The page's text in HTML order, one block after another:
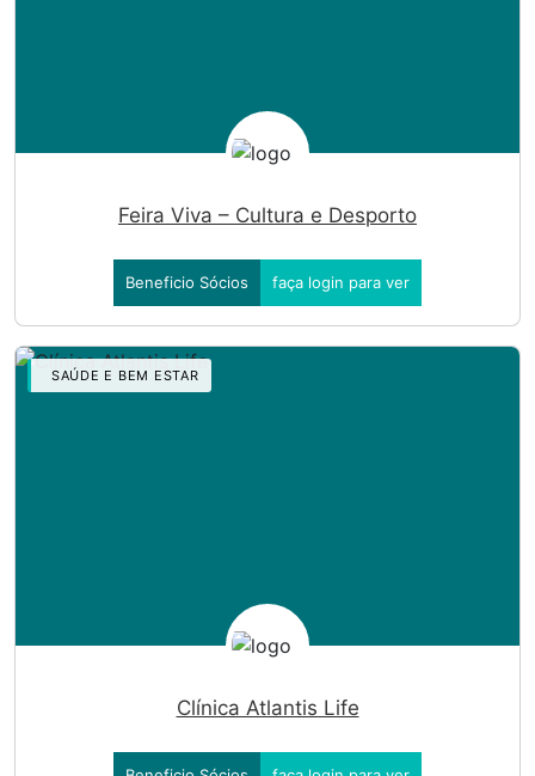
Feira Viva – Cultura e Desporto
Beneficio Sócios faça login para ver
SAÚDE E BEM ESTAR
Clínica Atlantis Life